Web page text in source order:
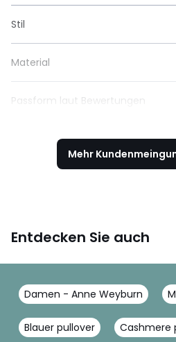
Stil
Material
Passform laut Bewertungen
Mehr
Entdecken Sie auch
Damen - Anne Weyburn
Blauer pullover Cashmere